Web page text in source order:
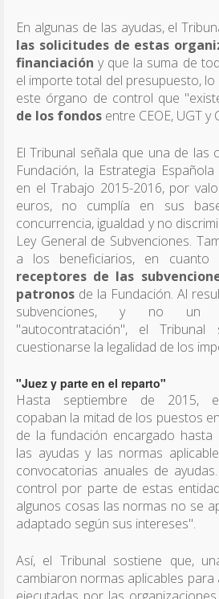
En algunas de las ayudas, el
las solicitudes de estas
financiacióny que la suma de
el importe total del presupuesto, lo
este órgano de control que
de los fondos entre CEOE, UGT y
El Tribunal señala que una de las
Fundación, la Estrategia
en el Trabajo 2015-2016, por
euros, no cumplía en sus
concurrencia, igualdad y no
Ley General de Subvenciones.
a los beneficiarios, en
receptores de las
patronos de la Fundación. Al
subvenciones, y no un
"autocontratación", el
cuestionarse la legalidad de los
"Juez y parte en el reparto"
Hasta septiembre de 2015,
copaban la mitad de los puestos
de la fundación encargado
las ayudas y las normas
convocatorias anuales de
control por parte de estas
algunos cosas las normas no se
adaptado según sus intereses".
Así, el Tribunal sostiene que,
cambiaron normas aplicables
ejecutadas por las